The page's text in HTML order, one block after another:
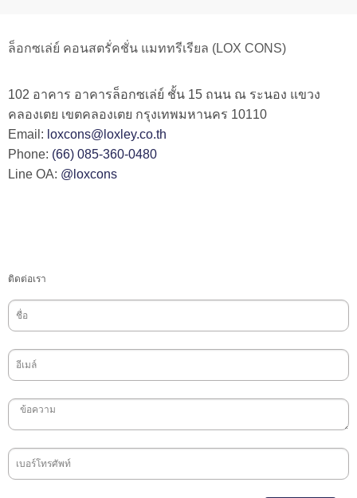
ล็อกซเล่ย์ คอนสตรั่คชั่น แมททรีเรียล (LOX CONS)
102 อาคาร อาคารล็อกซเล่ย์ ชั้น 15 ถนน ณ ระนอง แขวง
คลองเตย เขตคลองเตย กรุงเทพมหานคร 10110
Email: loxcons@loxley.co.th
Phone: (66) 085-360-0480
Line OA: @loxcons
ติดต่อเรา